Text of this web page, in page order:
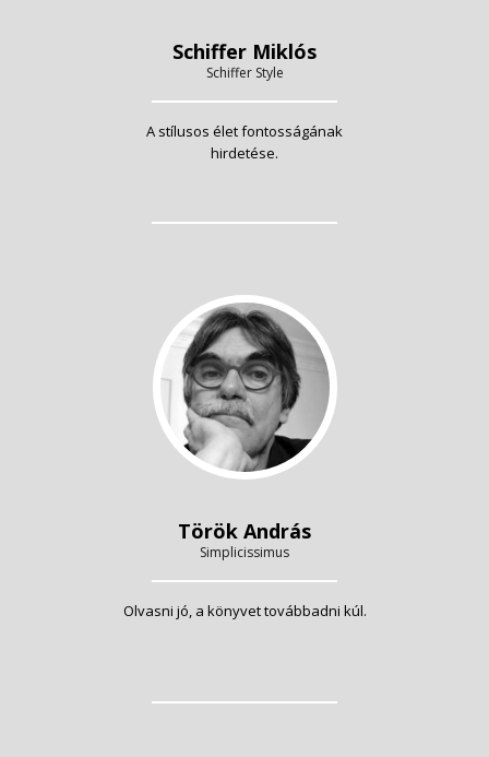
Schiffer Miklós
Schiffer Style
A stílusos élet fontosságának
hirdetése.
Török András
Simplicissimus
Olvasni jó, a könyvet továbbadni kúl.